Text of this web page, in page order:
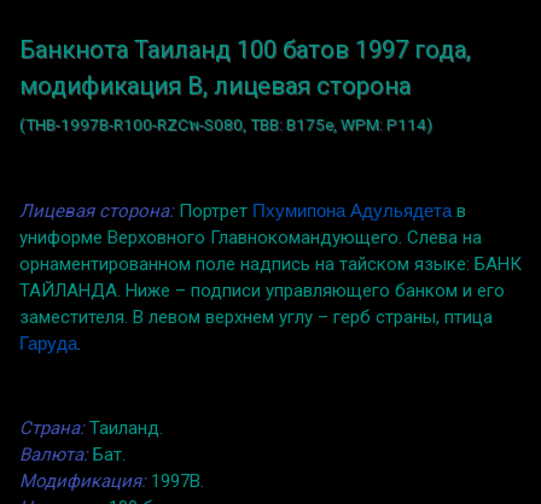
Банкнота Таиланд 100 батов 1997 года,
модификация B, лицевая сторона
(THB-1997B-R100-RZCพ-S080, TBB: B175e, WPM: P114)
Лицевая сторона:Портрет Пхумипона Адульядетав
униформе Верховного Главнокомандующего. Слева на
орнаментированном поле надпись на тайском языке: БАНК
ТАЙЛАНДА. Ниже – подписи управляющего банком и его
заместителя. В левом верхнем углу – герб страны, птица
Гаруда.
Страна:Таиланд.
Валюта:Бат.
Модификация:1997B.